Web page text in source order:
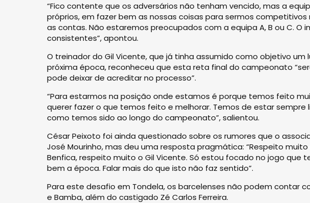
“Fico contente que os adversários não tenham vencido, mas a
próprios, em fazer bem as nossas coisas para sermos competitivos
as contas. Não estaremos preocupados com a equipa A, B ou C.
consistentes”, apontou.
O treinador do Gil Vicente, que já tinha assumido como objetivo
próxima época, reconheceu que esta reta final do campeonato
pode deixar de acreditar no processo”.
“Para estarmos na posição onde estamos é porque temos feito
querer fazer o que temos feito e melhorar. Temos de estar sempre
como temos sido ao longo do campeonato”, salientou.
César Peixoto foi ainda questionado sobre os rumores que o
José Mourinho, mas deu uma resposta pragmática: “Respeito
Benfica, respeito muito o Gil Vicente. Só estou focado no jogo que
bem a época. Falar mais do que isto não faz sentido”.
Para este desafio em Tondela, os barcelenses não podem contar
e Bamba, além do castigado Zé Carlos Ferreira.